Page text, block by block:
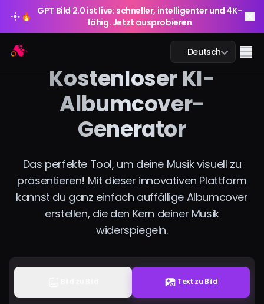
🔥
GPT Bild 2.0 ist live: schneller, intelligenter und 4K-
fähig. Jetzt ausprobieren
Deutsch
KI-Bild
KI-Video
🔥
GPT Bild 2.0 ist live: schneller, intelligenter und 4K-
Kostenloser KI-
Albumcover-
Generator
Das perfekte Tool, um deine Musik visuell zu
präsentieren! Mit dieser innovativen Plattform
kannst du ganz einfach auffällige Albumcover
erstellen, die den Kern deiner Musik
widerspiegeln.
Text zu Bild